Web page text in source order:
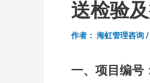
送检验
作者： 海虹管理咨询/
一、项目编